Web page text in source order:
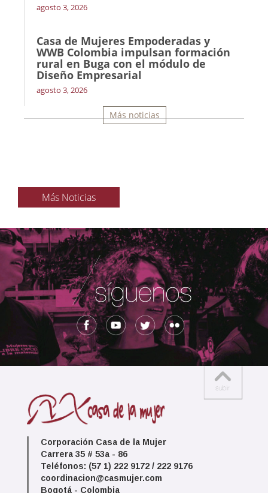
agosto 3, 2026
Casa de Mujeres Empoderadas y
WWB Colombia impulsan formación
rural en Buga con el módulo de
Diseño Empresarial
agosto 3, 2026
Más noticias
Más Noticias
Corporación Casa de la Mujer
Carrera 35 # 53a - 86
Teléfonos: (57 1) 222 9172 / 222 9176
coordinacion@casmujer.com
Bogotá - Colombia